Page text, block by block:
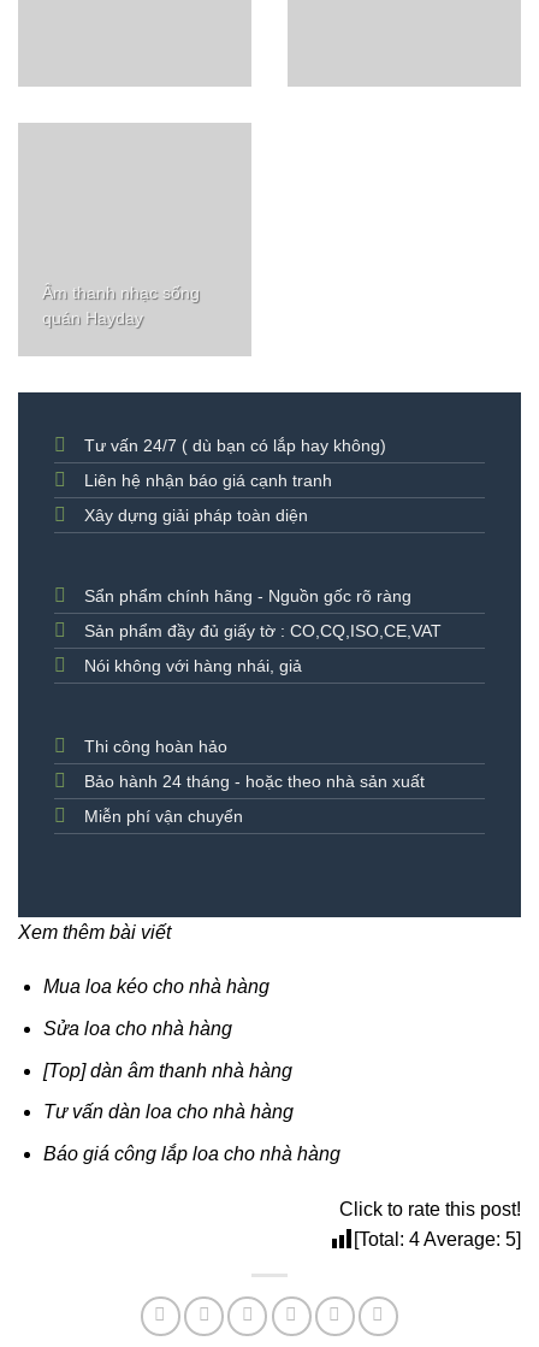
Âm thanh nhạc sống
quán Hayday
Tư vấn 24/7 ( dù bạn có lắp hay không)
Liên hệ nhận báo giá cạnh tranh
Xây dựng giải pháp toàn diện
Sẩn phẩm chính hãng - Nguồn gốc rõ ràng
Sản phẩm đầy đủ giấy tờ : CO,CQ,ISO,CE,VAT
Nói không với hàng nhái, giả
Thi công hoàn hảo
Bảo hành 24 tháng - hoặc theo nhà sản xuất
Miễn phí vận chuyển
Xem thêm bài viết
Mua loa kéo cho nhà hàng
Sửa loa cho nhà hàng
[Top] dàn âm thanh nhà hàng
Tư vấn dàn loa cho nhà hàng
Báo giá công lắp loa cho nhà hàng
Click to rate this post!
[Total: 4Average: 5]